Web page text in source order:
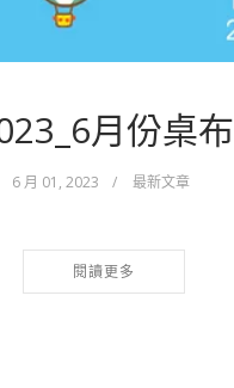
月份桌布
6 月 01, 2023 / 最新文章
閱讀更多